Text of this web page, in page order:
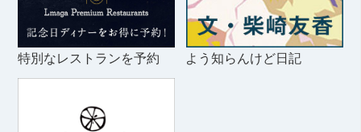
特別なレストランを予約 よう知らんけど日記